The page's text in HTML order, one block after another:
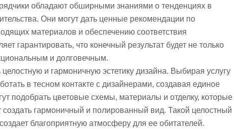
обладают обширными знаниями о тенденциях в
Они могут дать ценные рекомендации по
материалов и обеспечению соответствия
гарантировать, что конечный результат будет не только
и долговечным.
и гармоничную эстетику дизайна. Выбирая услугу
в тесном контакте с дизайнерами, создавая единое
подобрать цветовые схемы, материалы и отделку, которые
создать гармоничный и полированный вид. Такой целостный
благоприятную атмосферу для ее обитателей.